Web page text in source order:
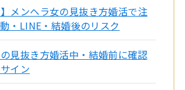
】メンヘラ女の見抜き方婚活で注
・LINE・結婚後のリスク
見抜き方婚活中・結婚前に確認
イン